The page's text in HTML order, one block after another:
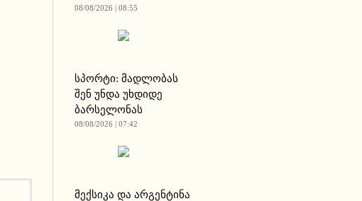
08/08/2026 | 08:55
სპორტი: მადლობას
შენ უნდა უხდიდე
ბარსელონას
08/08/2026 | 07:42
მექსიკა და არგენტინა